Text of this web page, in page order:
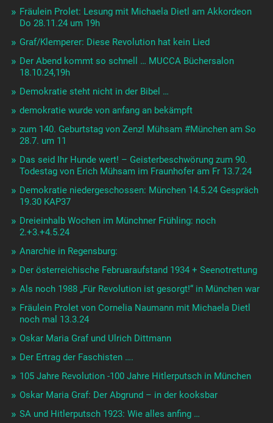
Fräulein Prolet: Lesung mit Michaela Dietl am Akkordeon
Do 28.11.24 um 19h
Graf/Klemperer: Diese Revolution hat kein Lied
Der Abend kommt so schnell … MUCCA Büchersalon
18.10.24,19h
Demokratie steht nicht in der Bibel …
demokratie wurde von anfang an bekämpft
zum 140. Geburtstag von Zenzl Mühsam #München am So
28.7. um 11
Das seid Ihr Hunde wert! – Geisterbeschwörung zum 90.
Todestag von Erich Mühsam im Fraunhofer am Fr 13.7.24
Demokratie niedergeschossen: München 14.5.24 Gespräch
19.30 KAP37
Dreieinhalb Wochen im Münchner Frühling: noch
2.+3.+4.5.24
Anarchie in Regensburg:
Der österreichische Februaraufstand 1934 + Seenotrettung
Als noch 1988 „Für Revolution ist gesorgt!“ in München war
Fräulein Prolet von Cornelia Naumann mit Michaela Dietl
noch mal 13.3.24
Oskar Maria Graf und Ulrich Dittmann
Der Ertrag der Faschisten ….
105 Jahre Revolution -100 Jahre Hitlerputsch in München
Oskar Maria Graf: Der Abgrund – in der kooksbar
SA und Hitlerputsch 1923: Wie alles anfing …